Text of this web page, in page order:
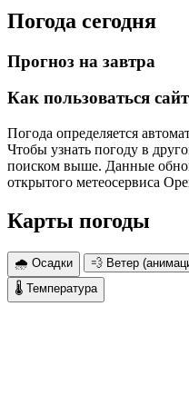
Погода сегодня
Прогноз на завтра
Как пользоваться
Погода определяется
Чтобы узнать погоду в
поиском выше. Данные
открытого метеосервиса
Карты погоды
🌧 Осадки 💨 Ветер
🌡 Температура